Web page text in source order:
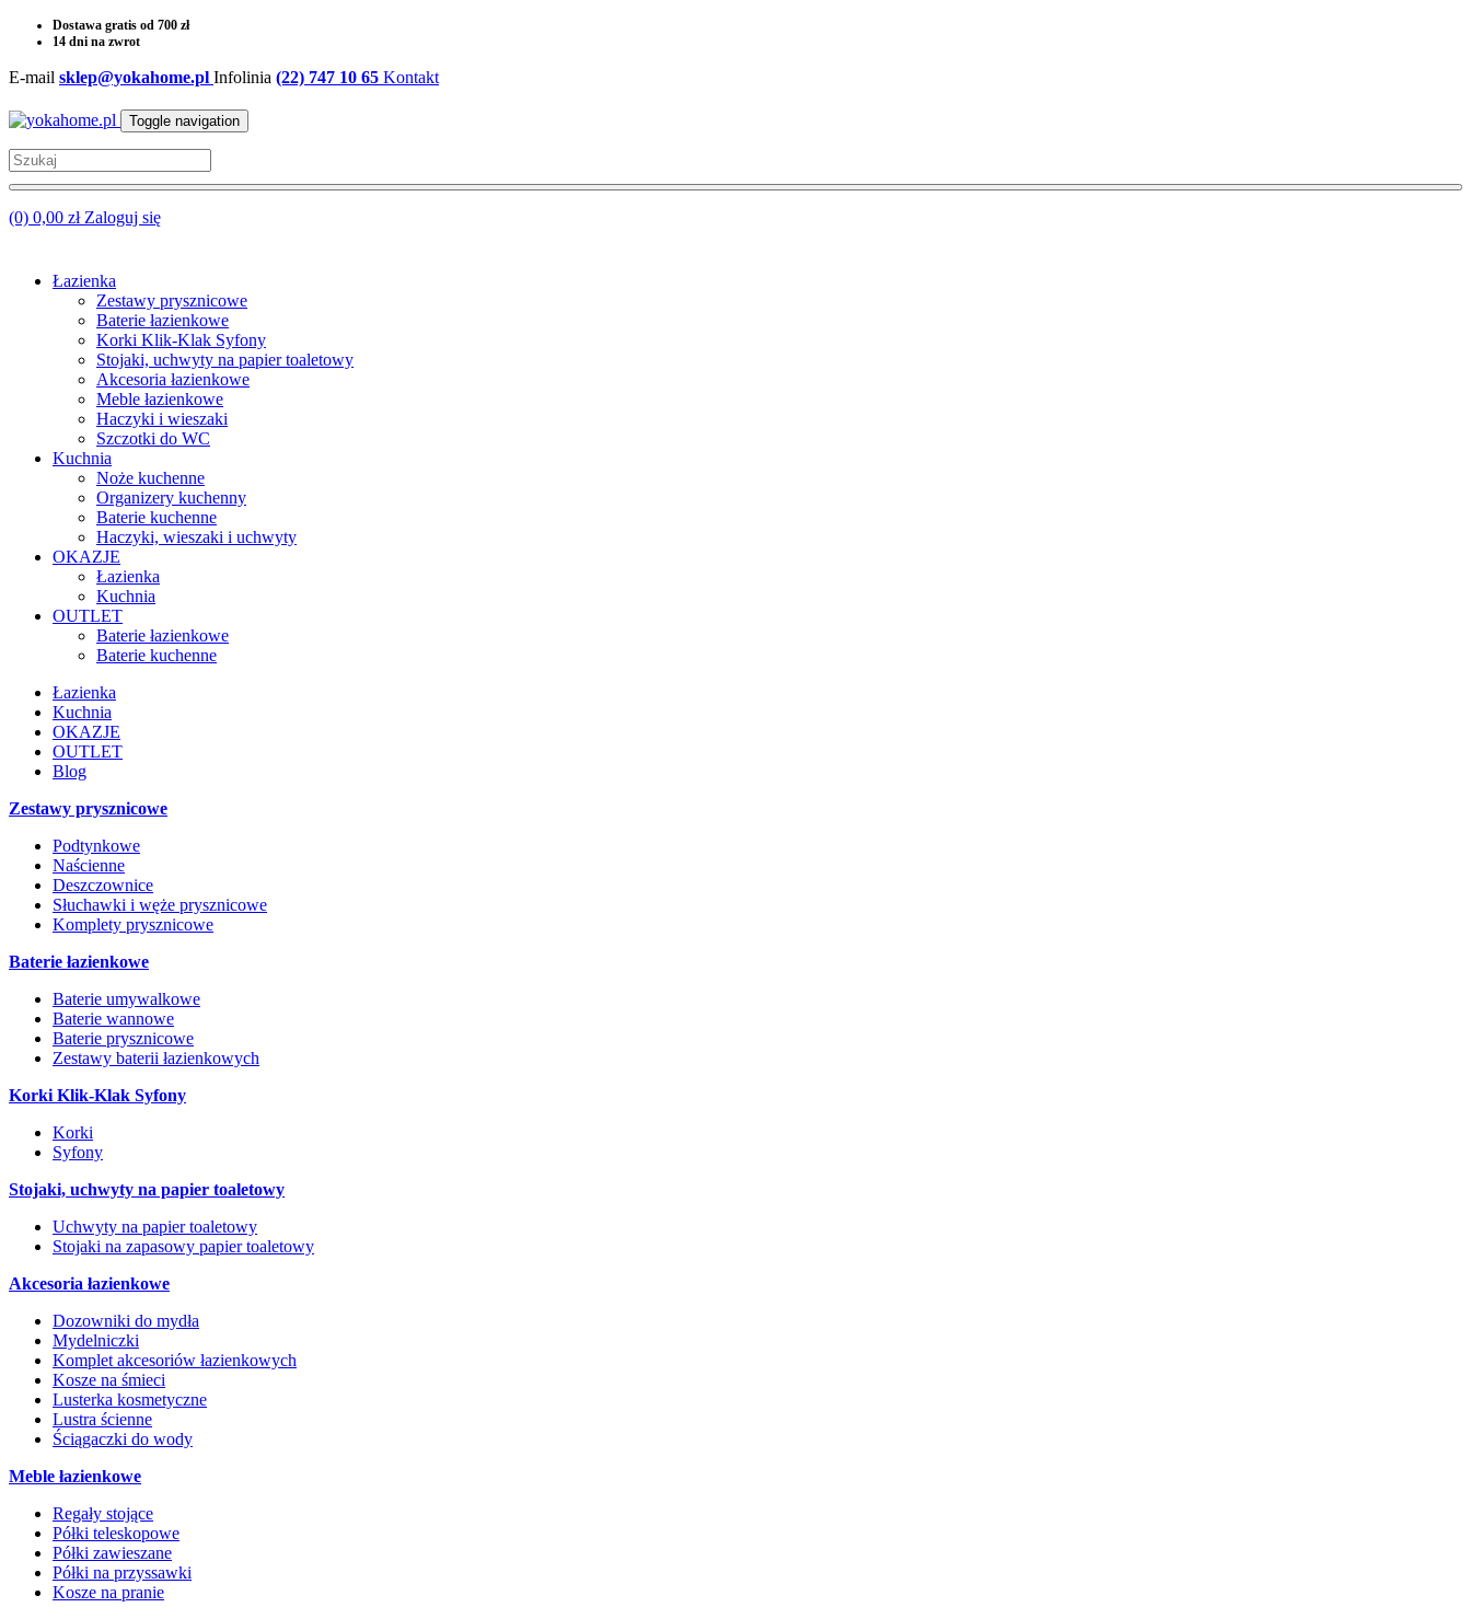
Dostawa gratis od 700 zł
14 dni na zwrot
E-mail sklep@yokahome.pl Infolinia (22) 747 10 65 Kontakt
Toggle navigation
(0) 0,00 zł Zaloguj się
Łazienka
Zestawy prysznicowe
Baterie łazienkowe
Korki Klik-Klak Syfony
Stojaki, uchwyty na papier toaletowy
Akcesoria łazienkowe
Meble łazienkowe
Haczyki i wieszaki
Szczotki do WC
Kuchnia
Noże kuchenne
Organizery kuchenny
Baterie kuchenne
Haczyki, wieszaki i uchwyty
OKAZJE
Łazienka
Kuchnia
OUTLET
Baterie łazienkowe
Baterie kuchenne
Łazienka
Kuchnia
OKAZJE
OUTLET
Blog
Zestawy prysznicowe
Podtynkowe
Naścienne
Deszczownice
Słuchawki i węże prysznicowe
Komplety prysznicowe
Baterie łazienkowe
Baterie umywalkowe
Baterie wannowe
Baterie prysznicowe
Zestawy baterii łazienkowych
Korki Klik-Klak Syfony
Korki
Syfony
Stojaki, uchwyty na papier toaletowy
Uchwyty na papier toaletowy
Stojaki na zapasowy papier toaletowy
Akcesoria łazienkowe
Dozowniki do mydła
Mydelniczki
Komplet akcesoriów łazienkowych
Kosze na śmieci
Lusterka kosmetyczne
Lustra ścienne
Ściągaczki do wody
Meble łazienkowe
Regały stojące
Półki teleskopowe
Półki zawieszane
Półki na przyssawki
Kosze na pranie